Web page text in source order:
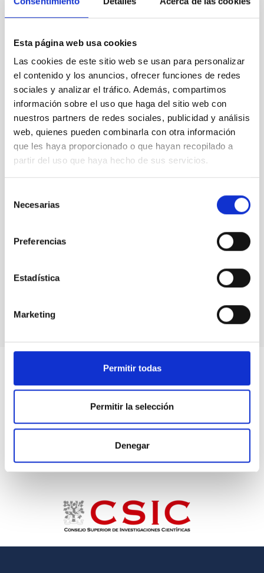
Esta página web usa cookies
Las cookies de este sitio web se usan para personalizar
el contenido y los anuncios, ofrecer funciones de redes
sociales y analizar el tráfico. Además, compartimos
información sobre el uso que haga del sitio web con
nuestros partners de redes sociales, publicidad y análisis
web, quienes pueden combinarla con otra información
que les haya proporcionado o que hayan recopilado a
partir del uso que haya hecho de sus servicios.
Necesarias
Preferencias
Estadística
Marketing
Permitir todas
Permitir la selección
Denegar
Tenerife"
Presentación
libro
“Observando
el Sol
desde
Presentación
el Sol